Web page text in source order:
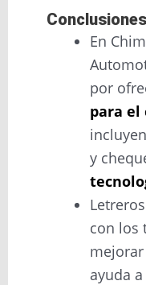
En
por
para el
y
con los
ayuda